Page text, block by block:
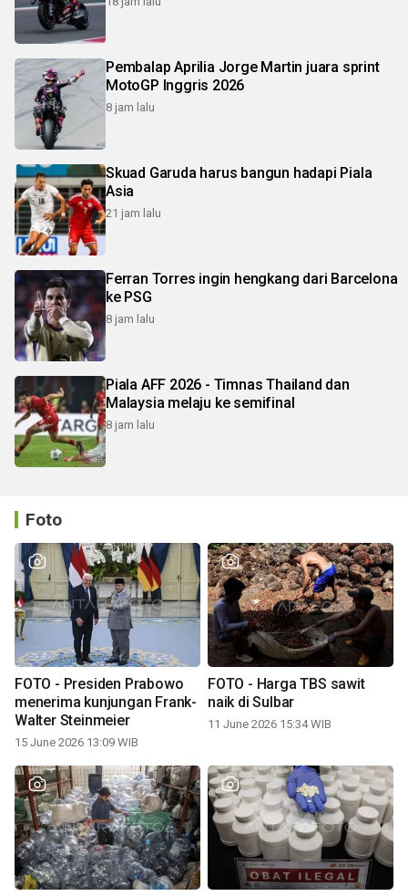
Pembalap Aprilia Jorge Martin juara sprint
MotoGP Inggris 2026
8 jam lalu
Skuad Garuda harus bangun hadapi Piala
Asia
21 jam lalu
Ferran Torres ingin hengkang dari Barcelona
ke PSG
8 jam lalu
Piala AFF 2026 - Timnas Thailand dan
Malaysia melaju ke semifinal
8 jam lalu
Foto
FOTO - Presiden Prabowo
menerima kunjungan Frank-
Walter Steinmeier
15 June 2026 13:09 WIB
FOTO - Harga TBS sawit
naik di Sulbar
11 June 2026 15:34 WIB